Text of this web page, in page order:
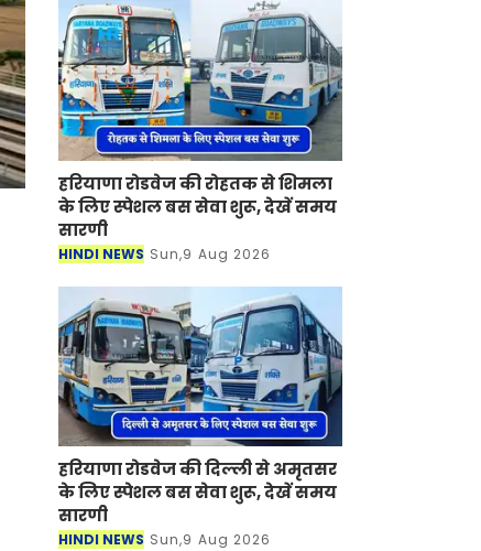
हाई-स्पीड रेल कॉरि
हरियाणा रोडवेज की रोहतक से शिमला
के लिए स्पेशल बस सेवा शुरू, देखें समय
सारणी
HINDI NEWS Sun,9 Aug 2026
हरियाणा रोडवेज की दिल्ली से अमृतसर
के लिए स्पेशल बस सेवा शुरू, देखें समय
सारणी
HINDI NEWS Sun,9 Aug 2026